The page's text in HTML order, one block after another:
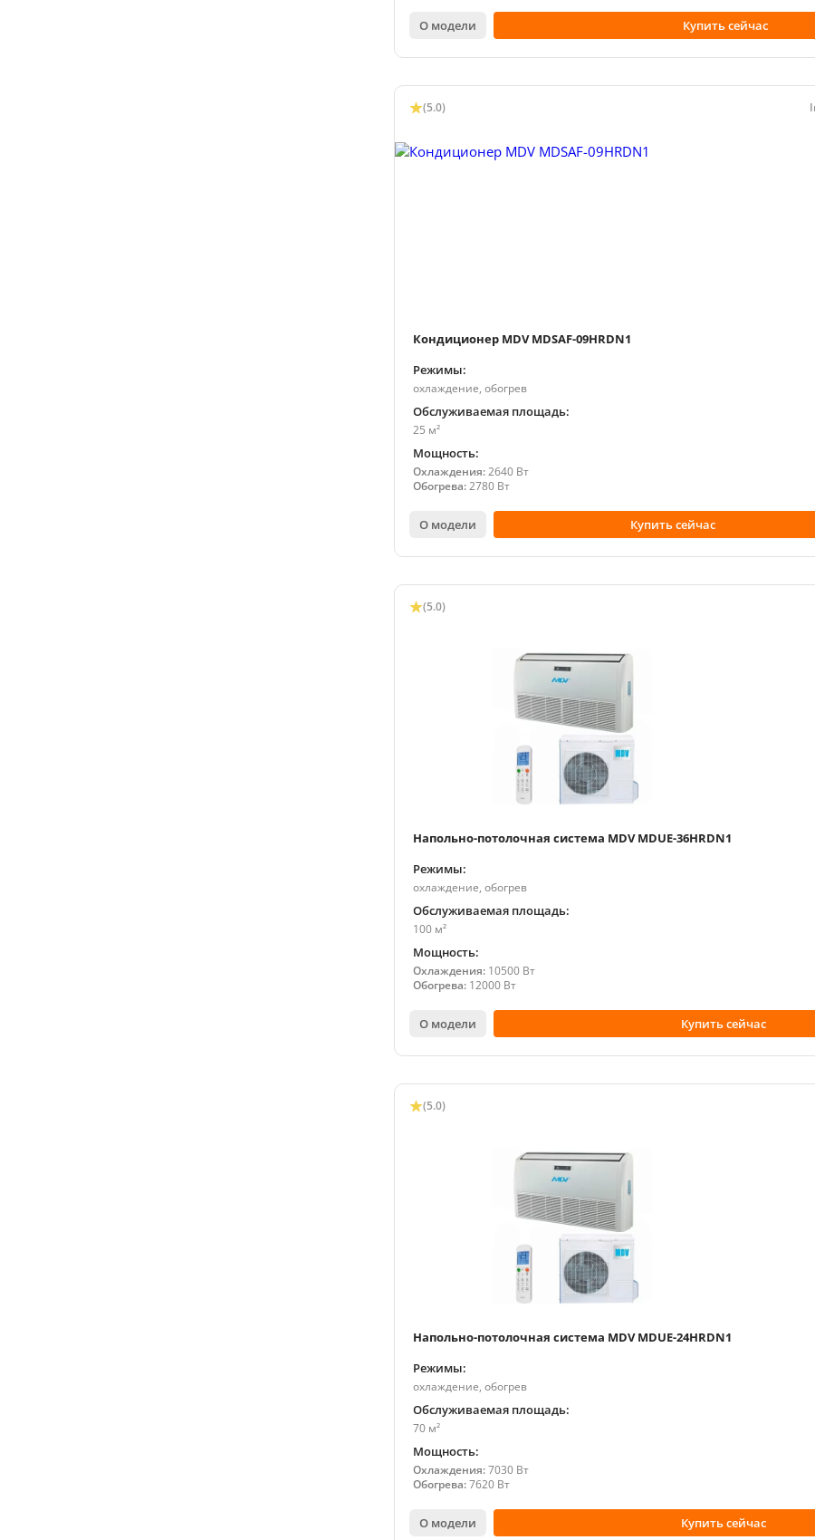
О модели Купить сейчас
(5.0)
Кондиционер MDV MDSAF-09HRDN1
Режимы:
охлаждение, обогрев
Обслуживаемая площадь:
25 м²
Мощность:
Охлаждения:2640 Вт
Обогрева:2780 Вт
О модели Купить сейчас
(5.0)
Напольно-потолочная система MDV MDUE-36HRDN1
Режимы:
охлаждение, обогрев
Обслуживаемая площадь:
100 м²
Мощность:
Охлаждения: 10500 Вт
Обогрева: 12000 Вт
О модели Купить сейчас
(5.0)
Напольно-потолочная система MDV MDUE-24HRDN1
Режимы:
охлаждение, обогрев
Обслуживаемая площадь:
70 м²
Мощность:
Охлаждения:7030 Вт
Обогрева:7620 Вт
О модели Купить сейчас